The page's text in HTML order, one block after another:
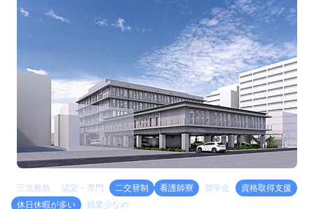
三次救急 認定・専門 二交替制 看護師寮 奨学金
資格取得支援
休日休暇が多い
残業少なめ